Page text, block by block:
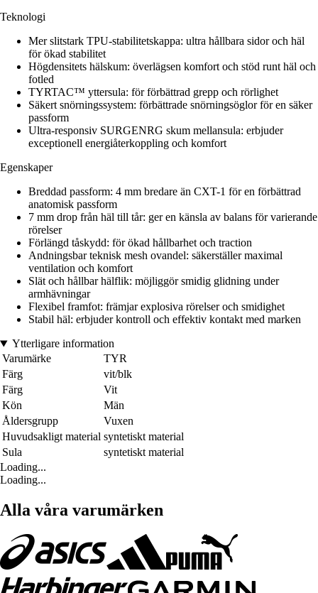
Teknologi
Mer slitstark TPU-stabilitetskappa: ultra hållbara sidor och häl
för ökad stabilitet
Högdensitets hälskum: överlägsen komfort och stöd runt häl och
fotled
TYRTAC™ yttersula: för förbättrad grepp och rörlighet
Säkert snörningssystem: förbättrade snörningsöglor för en säker
passform
Ultra-responsiv SURGENRG skum mellansula: erbjuder
exceptionell energiåterkoppling och komfort
Egenskaper
Breddad passform: 4 mm bredare än CXT-1 för en förbättrad
anatomisk passform
7 mm drop från häl till tår: ger en känsla av balans för varierande
rörelser
Förlängd tåskydd: för ökad hållbarhet och traction
Andningsbar teknisk mesh ovandel: säkerställer maximal
ventilation och komfort
Slät och hållbar hälflik: möjliggör smidig glidning under
armhävningar
Flexibel framfot: främjar explosiva rörelser och smidighet
Stabil häl: erbjuder kontroll och effektiv kontakt med marken
Ytterligare information
Varumärke
TYR
Färg
vit/blk
Färg
Vit
Kön
Män
Åldersgrupp
Vuxen
Huvudsakligt material syntetiskt material
Sula
syntetiskt material
Loading...
Loading...
Alla våra varumärken